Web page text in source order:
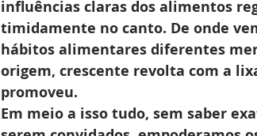
influências claras dos alimentos
timidamente no canto. De onde
hábitos alimentares diferentes
origem, crescente revolta com a
promoveu.
Em meio a isso tudo, sem saber